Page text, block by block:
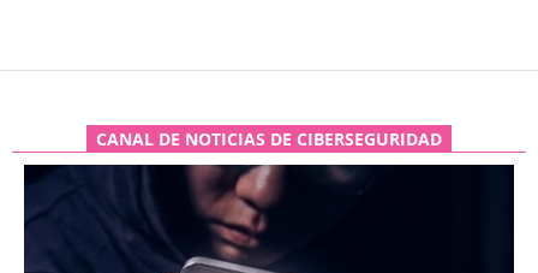
CANAL DE NOTICIAS DE CIBERSEGURIDAD